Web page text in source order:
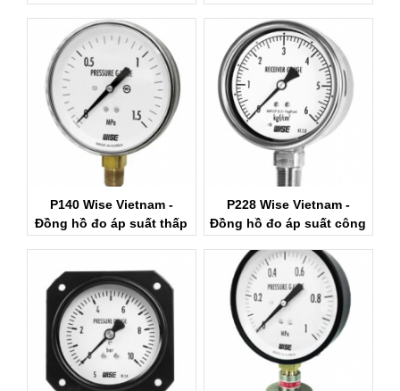
P140 Wise Vietnam -
Đồng hồ đo áp suất thấp
P228 Wise Vietnam -
Đồng hồ đo áp suất công